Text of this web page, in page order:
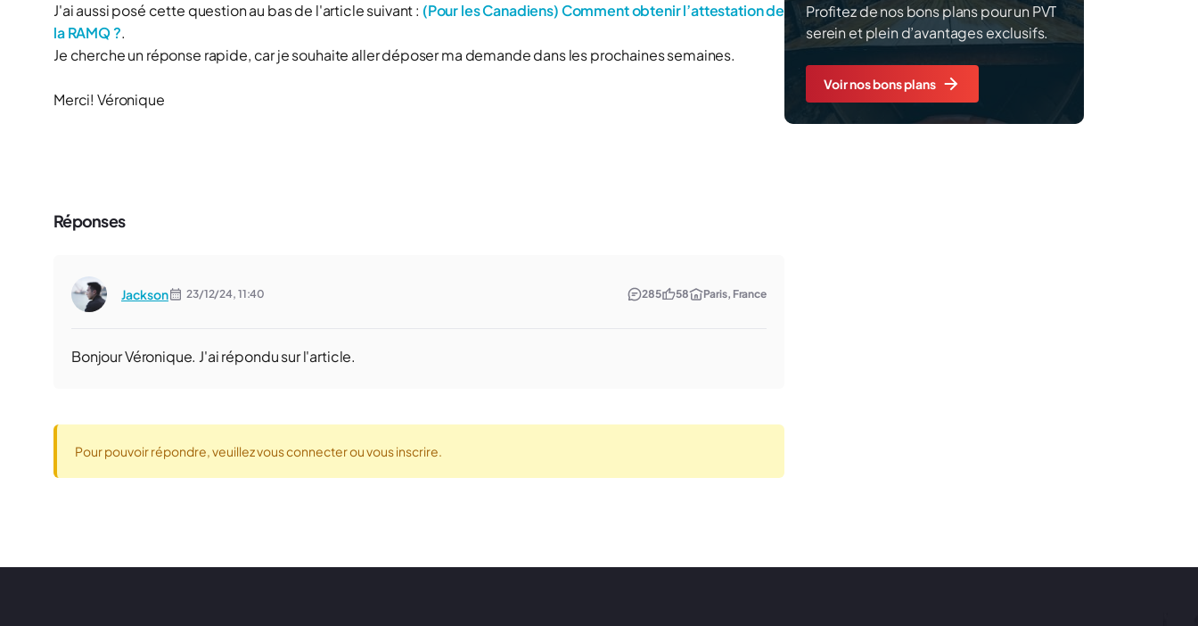
J'ai aussi posé cette question au bas de l'article suivant : (Pour les Canadiens) Comment obtenir l’attestation de
la RAMQ ?.
Je cherche un réponse rapide, car je souhaite aller déposer ma demande dans les prochaines semaines.
Merci! Véronique
Réponses
Jackson 23/12/24, 11:40 285 58 Paris, France
Bonjour Véronique. J'ai répondu sur l'article.
Pour pouvoir répondre, veuillez vous connecter ou vous inscrire.
Profitez de nos bons plans pour un PVT
serein et plein d’avantages exclusifs.
Voir nos bons plans